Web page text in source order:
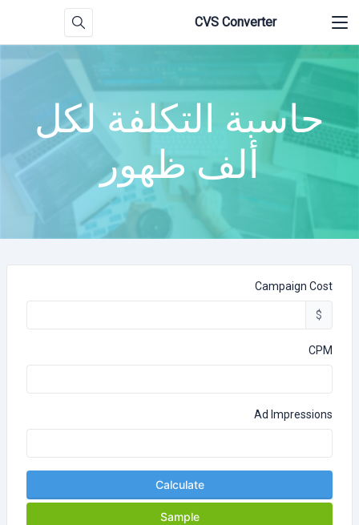
CVS Converter
حاسبة التكلفة لكل
ألف ظهور
Campaign Cost
$
CPM
Ad Impressions
Calculate
Sample